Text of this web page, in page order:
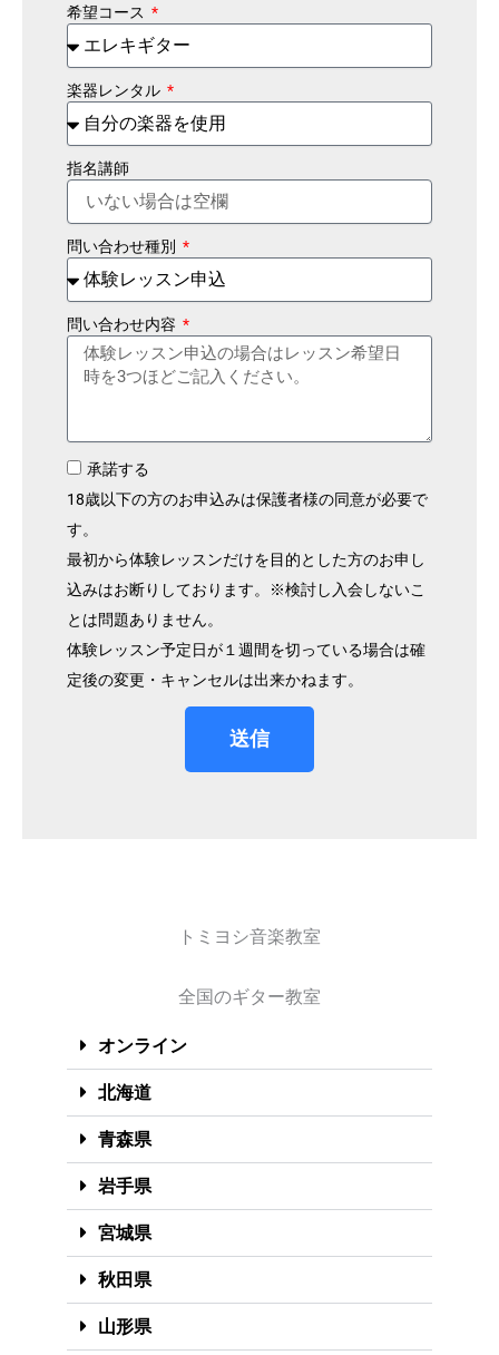
希望コース
楽器レンタル
指名講師
問い合わせ種別
問い合わせ内容
承諾する
18歳以下の方のお申込みは保護者様の同意が必要で
す。
最初から体験レッスンだけを目的とした方のお申し
込みはお断りしております。※検討し入会しないこ
とは問題ありません。
体験レッスン予定日が１週間を切っている場合は確
定後の変更・キャンセルは出来かねます。
送信
トミヨシ音楽教室
全国のギター教室
オンライン
北海道
青森県
岩手県
宮城県
秋田県
山形県